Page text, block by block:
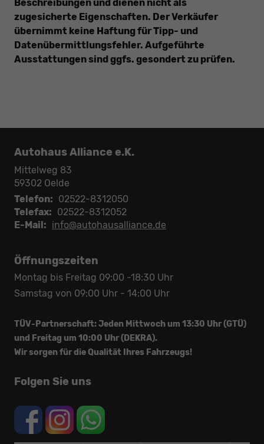
Beschreibungen und dienen nicht als
zugesicherte Eigenschaften. Der Verkäufer
übernimmt keine Haftung für Tipp- und
Datenübermittlungsfehler. Aufgeführte
Ausstattungen sind ggfs. gesondert zu prüfen.
Autohaus Alliance e.K.
Mittelweg 83
59302 Oelde
Telefon: 02522-8312050
Telefax: 02522-8312052
E-Mail: info@autohausalliance.de
Öffnungszeiten
Montag bis Freitag 09:00 -18:30 Uhr
Samstag von 09:00 Uhr - 14:00 Uhr
TÜV-Partnerschaft: Jeden Mittwoch um 13:30 Uhr (GTÜ)
und Freitag um 10:00 Uhr (DEKRA).
Wir sorgen für die Qualität Ihres Fahrzeugs!
Folgen Sie uns